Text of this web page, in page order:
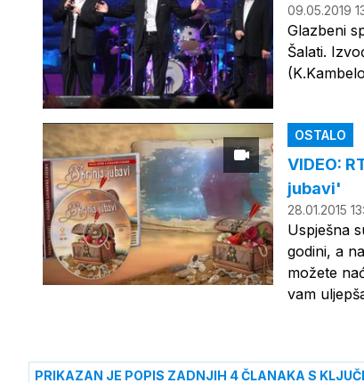
09.05.2019
Glazbeni
Šalati.
OSTALO
VIDEO:
jubavi'
28.01.2015
Uspješna
godini, a
možete
vam
PRIKAZAN JE POPIS ZADNJIH 4 ČLANAKA S